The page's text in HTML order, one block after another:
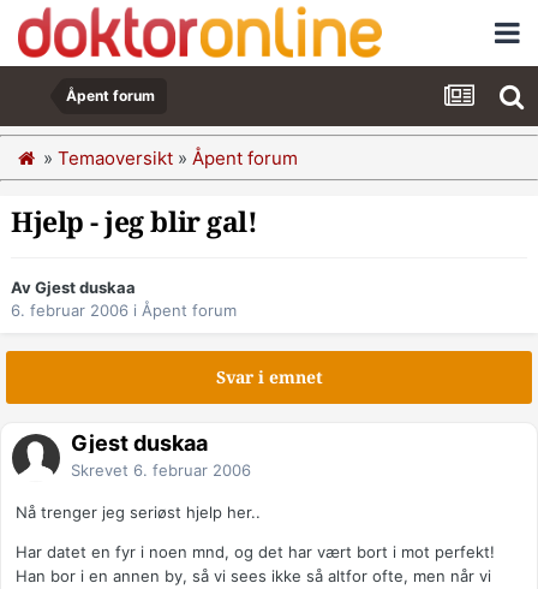
Åpent forum
» Temaoversikt » Åpent forum
Hjelp - jeg blir gal!
Av Gjest duskaa
6. februar 2006 i Åpent forum
Svar i emnet
Gjest duskaa
Skrevet 6. februar 2006
Nå trenger jeg seriøst hjelp her..
Har datet en fyr i noen mnd, og det har vært bort i mot perfekt!
Han bor i en annen by, så vi sees ikke så altfor ofte, men når vi